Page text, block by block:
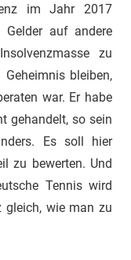
im Jahr 2017
Gelder auf andere
zu
bleiben,
war. Er habe
gehandelt, so sein
Es soll hier
zu bewerten. Und
Tennis wird
gleich, wie man zu